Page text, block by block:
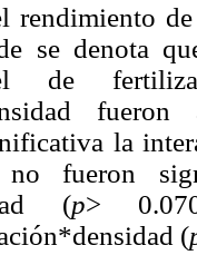
rendimiento
se denota
de
la
fueron
(p>
(